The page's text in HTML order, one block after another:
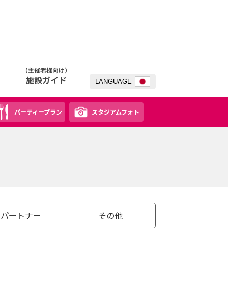
（主催者様向け）
施設ガイド
パーティープラン スタジアムフォト
LANGUAGE
パートナー その他